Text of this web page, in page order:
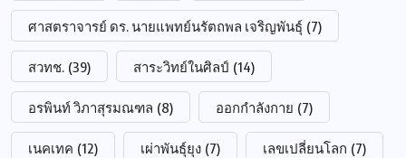
ศาสตราจารย์ ดร. นายแพทย์นรัตถพล เจริญพันธุ์ (7)
สวทช. (39) สาระวิทย์ในศิลป์ (14)
อรพินท์ วิภาสุรมณฑล (8) ออกกำลังกาย (7)
เนคเทค (12) เผ่าพันธุ์ยุง (7) เลขเปลี่ยนโลก (7)